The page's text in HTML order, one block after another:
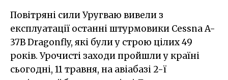
Повітряні сили Уругваю вивели з
експлуатації останні штурмовики Cessna A-
37B Dragonfly, які були у строю цілих 49
років. Урочисті заходи пройшли у країні
сьогодні, 11 травня, на авіабазі 2-ї